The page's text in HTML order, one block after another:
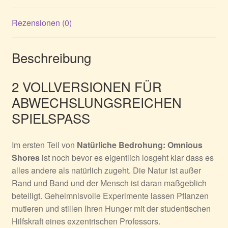
Rezensionen (0)
Beschreibung
2 VOLLVERSIONEN FÜR
ABWECHSLUNGSREICHEN
SPIELSPASS
Im ersten Teil von Natürliche Bedrohung: Omnious
Shoresist noch bevor es eigentlich losgeht klar dass es
alles andere als natürlich zugeht. Die Natur ist außer
Rand und Band und der Mensch ist daran maßgeblich
beteiligt. Geheimnisvolle Experimente lassen Pflanzen
mutieren und stillen Ihren Hunger mit der studentischen
Hilfskraft eines exzentrischen Professors.